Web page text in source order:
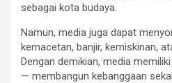
sebagai kota budaya.
Namun, media juga dapat
kemacetan, banjir, kemiskinan,
Dengan demikian, media
— membangun kebanggaan